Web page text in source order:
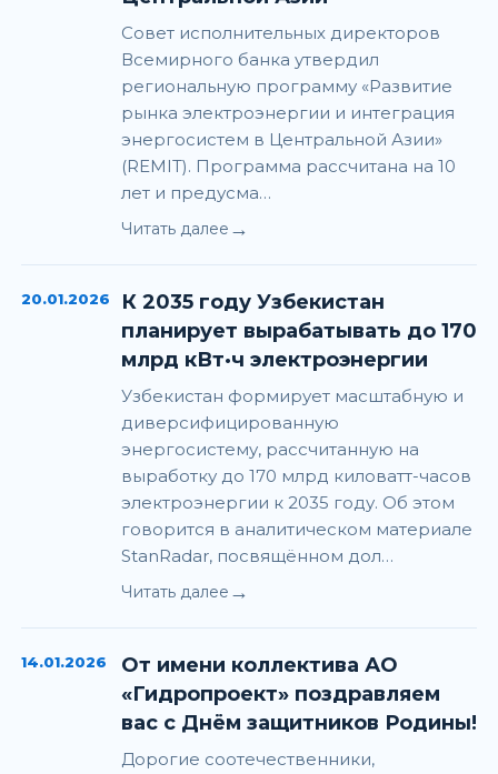
Совет исполнительных директоров
Всемирного банка утвердил
региональную программу «Развитие
рынка электроэнергии и интеграция
энергосистем в Центральной Азии»
(REMIT). Программа рассчитана на 10
лет и предусма…
Читать далее →
20.01.2026
К 2035 году Узбекистан
планирует вырабатывать до 170
млрд кВт·ч электроэнергии
Узбекистан формирует масштабную и
диверсифицированную
энергосистему, рассчитанную на
выработку до 170 млрд киловатт-часов
электроэнергии к 2035 году. Об этом
говорится в аналитическом материале
StanRadar, посвящённом дол…
Читать далее →
14.01.2026
От имени коллектива АО
«Гидропроект» поздравляем
вас с Днём защитников Родины!
Дорогие соотечественники,